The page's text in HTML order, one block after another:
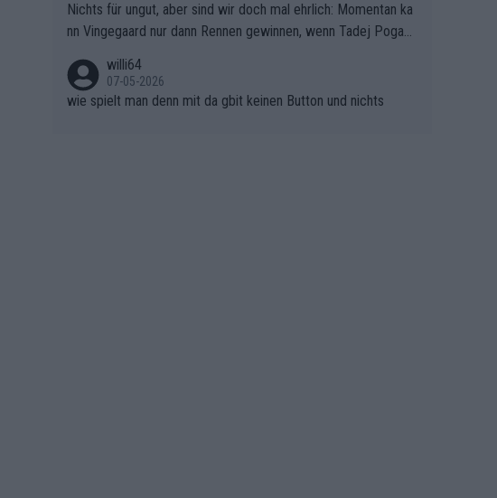
große Finale Richtung Nizza. Niewiadoma hat psychologisch O
berwasser, aber SD Worx und Vollering müssen jetzt All-In ge
hen. (gregmann)
Nichts für ungut, aber sind wir doch mal ehrlich: Momentan ka
nn Vingegaard nur dann Rennen gewinnen, wenn Tadej Pogaca
willi64
07-05-2026
wie spielt man denn mit da gbit keinen Button und nichts